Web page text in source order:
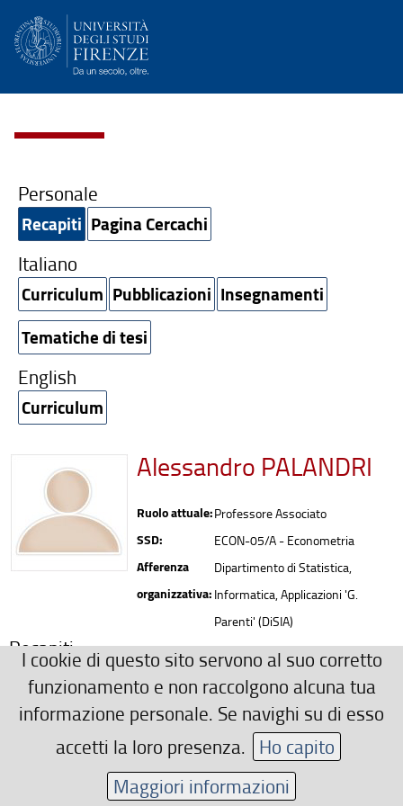
Personale
Recapiti Pagina Cercachi
Italiano
Curriculum Pubblicazioni Insegnamenti
Tematiche di tesi
English
Curriculum
Alessandro PALANDRI
Ruolo attuale:Professore Associato
SSD: ECON-05/A - Econometria
Afferenza
organizzativa:
Dipartimento di Statistica,
Informatica, Applicazioni 'G.
Parenti' (DiSIA)
Recapiti
0552751500
alessandro.palandri(AT)unifi.it
Area riservata
I cookie di questo sito servono al suo corretto
funzionamento e non raccolgono alcuna tua
informazione personale. Se navighi su di esso
accetti la loro presenza. Ho capito
Maggiori informazioni